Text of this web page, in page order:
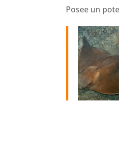
Posee un